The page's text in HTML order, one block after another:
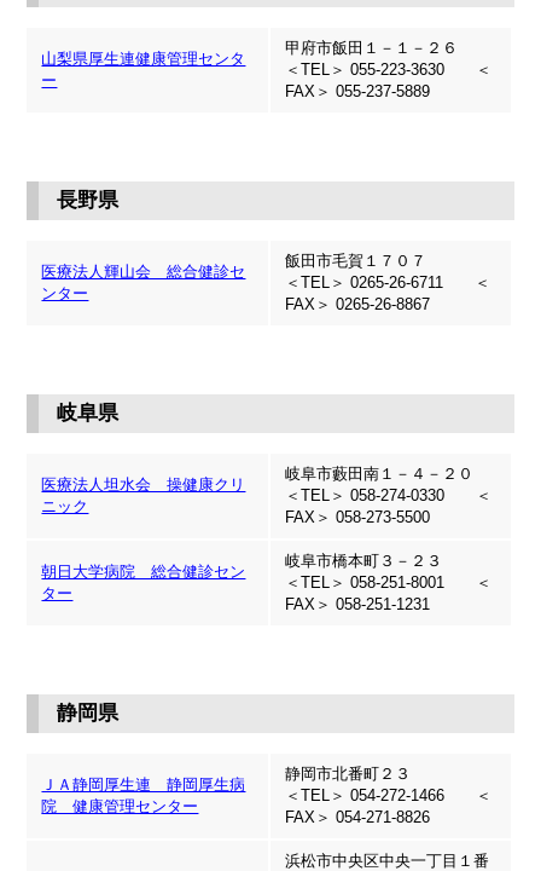
山梨県厚生連健康管理センタ
ー
甲府市飯田１－１－２６
＜TEL＞ 055-223-3630 ＜
FAX＞ 055-237-5889
長野県
医療法人輝山会 総合健診セ
ンター
飯田市毛賀１７０７
＜TEL＞ 0265-26-6711 ＜
FAX＞ 0265-26-8867
岐阜県
医療法人坦水会 操健康クリ
ニック
岐阜市藪田南１－４－２０
＜TEL＞ 058-274-0330 ＜
FAX＞ 058-273-5500
朝日大学病院 総合健診セン
ター
岐阜市橋本町３－２３
＜TEL＞ 058-251-8001 ＜
FAX＞ 058-251-1231
静岡県
ＪＡ静岡厚生連 静岡厚生病
院 健康管理センター
静岡市北番町２３
＜TEL＞ 054-272-1466 ＜
FAX＞ 054-271-8826
浜松市中央区中央一丁目１番